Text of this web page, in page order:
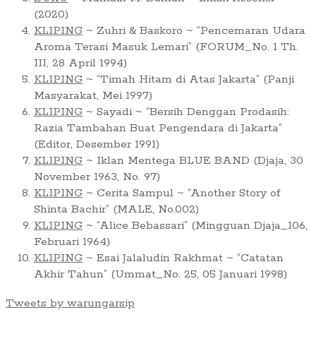
(2020)
KLIPING ~ Zuhri & Baskoro ~ “Pencemaran Udara
Aroma Terasi Masuk Lemari” (FORUM_No. 1 Th.
III, 28 April 1994)
KLIPING ~ “Timah Hitam di Atas Jakarta” (Panji
Masyarakat, Mei 1997)
KLIPING ~ Sayadi ~ “Bersih Denggan Prodasih:
Razia Tambahan Buat Pengendara di Jakarta”
(Editor, Desember 1991)
KLIPING ~ Iklan Mentega BLUE BAND (Djaja, 30
November 1963, No. 97)
KLIPING ~ Cerita Sampul ~ “Another Story of
Shinta Bachir” (MALE, No.002)
KLIPING ~ “Alice Bebassari” (Mingguan Djaja_106,
Februari 1964)
KLIPING ~ Esai Jalaludin Rakhmat ~ “Catatan
Akhir Tahun” (Ummat_No. 25, 05 Januari 1998)
Tweets by warungarsip